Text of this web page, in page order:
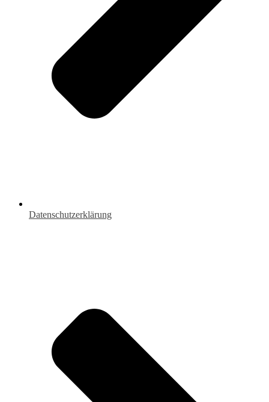
Datenschutzerklärung